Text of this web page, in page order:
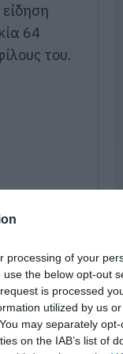
processing of your
the below opt-out
is processed
utilized by us
may separately
on the IAB’s list of
64
του.
χρόνια